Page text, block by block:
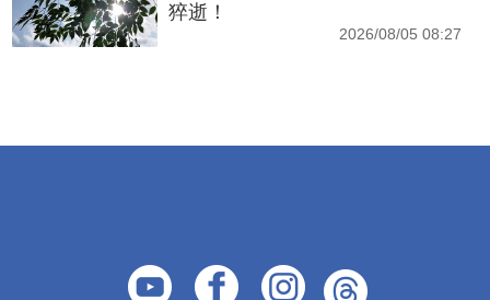
猝逝！
2026/08/05 08:27